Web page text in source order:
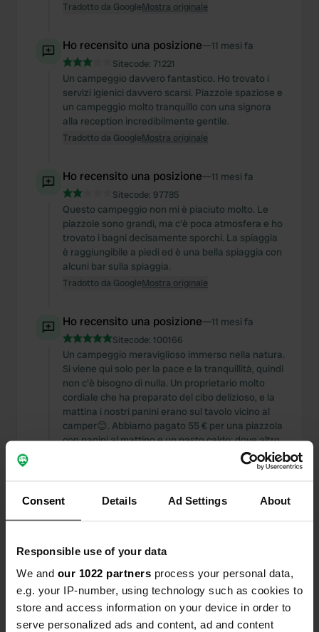
Consent Details Ad Settings About
Responsible use of your data
We and our 1022 partners process your personal data,
e.g. your IP-number, using technology such as cookies to
store and access information on your device in order to
serve personalized ads and content, ad and content
Tradotto da GoogleMostra originale
Ho recensito una posizione—11 mesi fa
Sitecode: 71221
Un campeggio davvero fantastico. Ho trovato i
servizi igienici davvero scarsi. Piazzole spaziose e
un campeggio molto tranquillo con una signora
alla reception incredibilmente gentile.
Tradotto da GoogleMostra originale
Ho recensito una posizione—11 mesi fa
Sitecode: 97785
Questo campeggio non mi è piaciuto molto. Le
piazzole sono grandi, ma c'è poca atmosfera e ho
trovato i bagni decisamente sporchi. La spiaggia
è raggiungibile a piedi ed è una bella spiaggia con
alcuni bar sulla spiaggia.
Tradotto da GoogleMostra originale
Ho recensito una posizione—11 mesi fa
Sitecode: 100166
Un campeggio meraviglioso immerso nella natura.
Si viene qui solo per la pace e la tranquillità, quindi
non c'è bisogno di nulla. Un proprietario molto
cordiale che ha preparato del cibo delizioso, e la
mattina i nostri panini erano sul tavolo vicino al
camper😊. Abbiamo pagato 55 € per una piazzola
con panini al mattino e un pasto caldo: dove altro
si può trovare una cosa del genere? In breve, un
campeggio bellissimo ma molto tranquillo!
Aggiunta una foto a una